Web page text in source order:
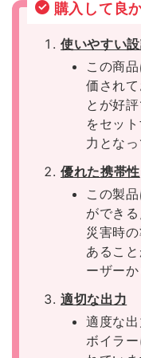
購入して良
使いやすい
この商
価され
とが好
をセッ
力となっ
優れた携帯性
この製
ができ
災害時
あるこ
ーザー
適切な出力
適度な
ボイラ